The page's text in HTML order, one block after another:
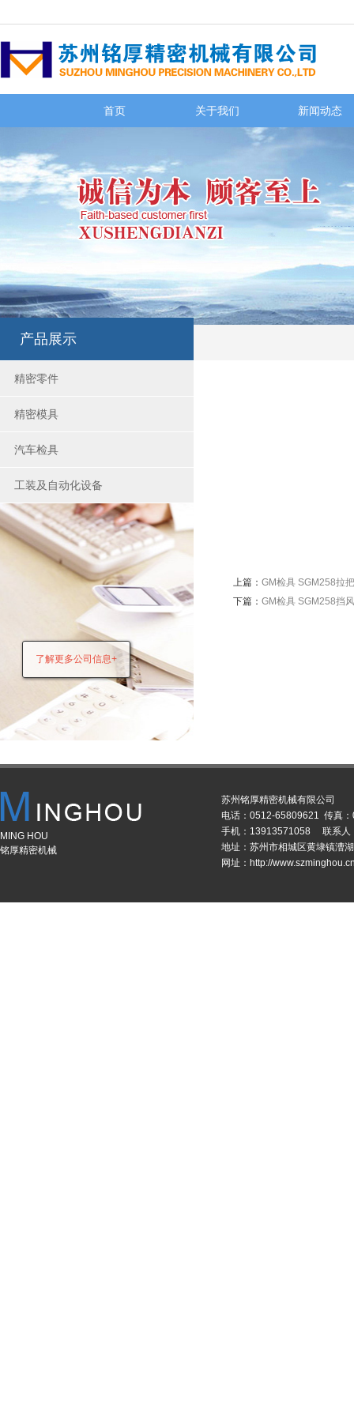
首页 关于我们 新闻动态
产品展示
精密零件
精密模具
汽车检具
工装及自动化设备
了解更多公司信息+
上篇： GM检具 SGM258拉
下篇： GM检具 SGM258挡
MING HOU
铭厚精密机械
苏州铭厚精密机械有限公司
电话：0512-65809621 传真
手机：13913571058 联系人
地址：苏州市相城区黄埭镇漕
网址：http://